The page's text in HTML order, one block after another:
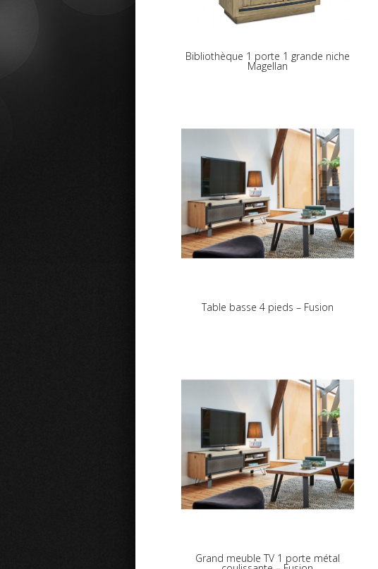
Bibliothèque 1 porte 1 grande niche
Magellan
Table basse 4 pieds – Fusion
Grand meuble TV 1 porte métal